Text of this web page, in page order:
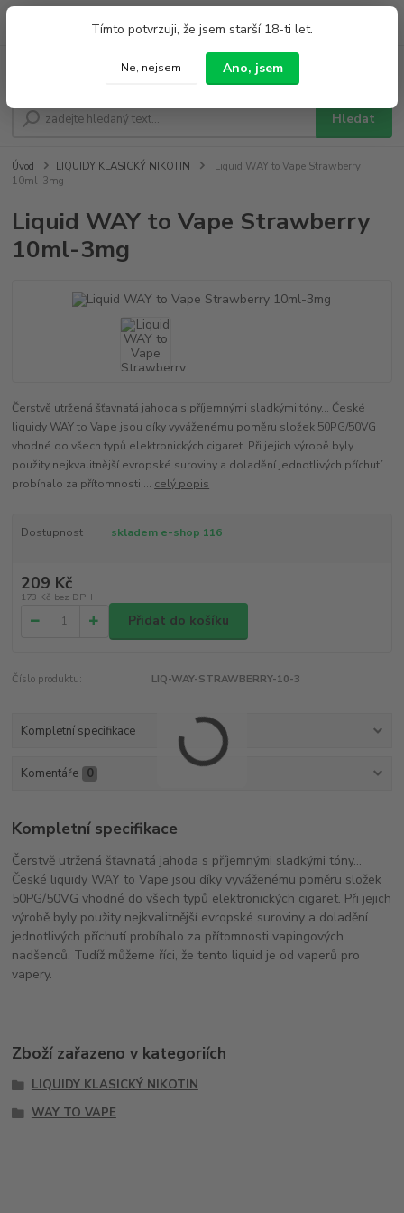
Tímto potvrzuji, že jsem starší 18-ti let.
Ne, nejsem Ano, jsem
Hledat
Po - Pá 9:00 - 19:00 So 9:00 - 14:00
Úvod LIQUIDY KLASICKÝ NIKOTIN
Liquid WAY to Vape Strawberry
10ml-3mg
Liquid WAY to Vape Strawberry
10ml-3mg
Čerstvě utržená šťavnatá jahoda s příjemnými sladkými tóny... České
liquidy WAY to Vape jsou díky vyváženému poměru složek 50PG/50VG
vhodné do všech typů elektronických cigaret. Při jejich výrobě byly
použity nejkvalitnější evropské suroviny a doladění jednotlivých příchutí
probíhalo za přítomnosti ... celý popis
Dostupnost skladem e-shop 116
209 Kč
173 Kč bez DPH
Přidat do košíku
Číslo produktu: LIQ-WAY-STRAWBERRY-10-3
Kompletní specifikace
Komentáře 0
Kompletní specifikace
Čerstvě utržená šťavnatá jahoda s příjemnými sladkými tóny...
České liquidy WAY to Vape jsou díky vyváženému poměru složek
50PG/50VG vhodné do všech typů elektronických cigaret. Při jejich
výrobě byly použity nejkvalitnější evropské suroviny a doladění
jednotlivých příchutí probíhalo za přítomnosti vapingových
nadšenců. Tudíž můžeme říci, že tento liquid je od vaperů pro
vapery.
Zboží zařazeno v kategoriích
LIQUIDY KLASICKÝ NIKOTIN
WAY TO VAPE